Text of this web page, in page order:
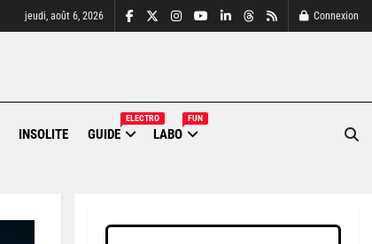
jeudi, août 6, 2026 Connexion
INSOLITE GUIDE
ELECTRO
LABO
FUN